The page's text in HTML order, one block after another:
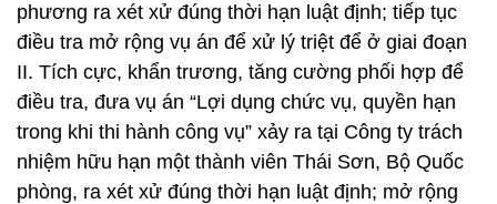
phương ra xét xử đúng thời hạn luật định; tiếp tục
điều tra mở rộng vụ án để xử lý triệt để ở giai đoạn
II. Tích cực, khẩn trương, tăng cường phối hợp để
điều tra, đưa vụ án “Lợi dụng chức vụ, quyền hạn
trong khi thi hành công vụ” xảy ra tại Công ty trách
nhiệm hữu hạn một thành viên Thái Sơn, Bộ Quốc
phòng, ra xét xử đúng thời hạn luật định; mở rộng